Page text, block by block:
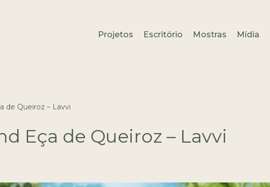
Projetos Escritório Mostras Mídia
de Queiroz – Lavvi
Eça de Queiroz – Lavvi